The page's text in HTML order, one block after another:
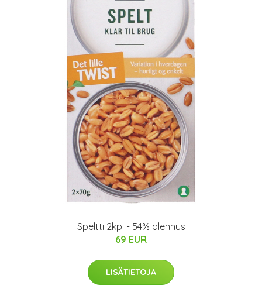
Speltti 2kpl - 54% alennus
69 EUR
LISÄTIETOJA